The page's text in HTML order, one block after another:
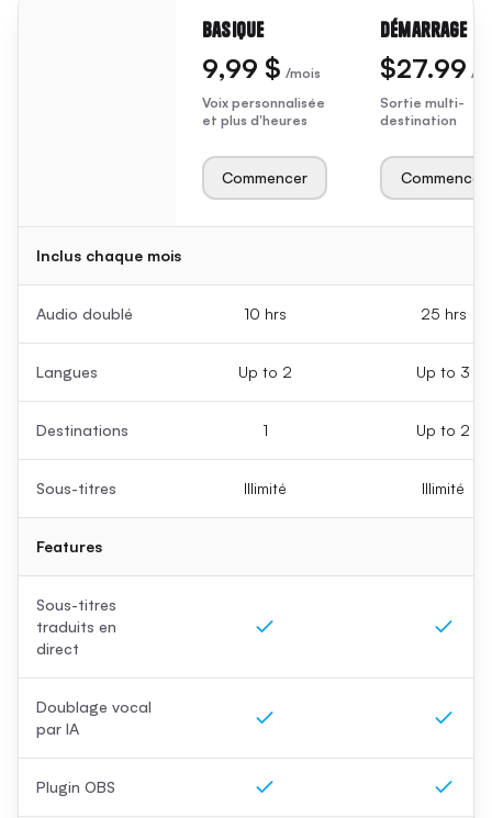
Basique
9,99 $ /mois
Voix personnalisée
et plus d'heures
Commencer
Démarrage
$27.99 /
Sortie multi-
destination
Commencer
Inclus chaque mois
Audio doublé 10 hrs 25 hrs
Langues Up to 2 Up to 3
Destinations 1 Up to 2
Sous-titres Illimité Illimité
Features
Sous-titres
traduits en
direct
Doublage vocal
par IA
Plugin OBS